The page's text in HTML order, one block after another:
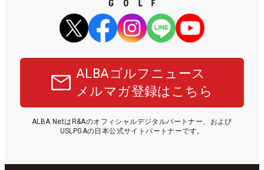
ALBAゴルフニュース
メルマガ登録はこちら
ALBA NetはR&Aのオフィシャルデジタルパートナー、および
USLPGAの日本公式サイトパートナーです。